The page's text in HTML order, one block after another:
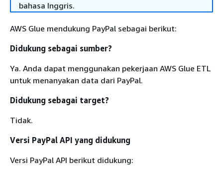
bahasa Inggris.
AWS Glue mendukung PayPal sebagai berikut:
Didukung sebagai sumber?
Ya. Anda dapat menggunakan pekerjaan AWS Glue ETL
untuk menanyakan data dari PayPal.
Didukung sebagai target?
Tidak.
Versi PayPal API yang didukung
Versi PayPal API berikut didukung: